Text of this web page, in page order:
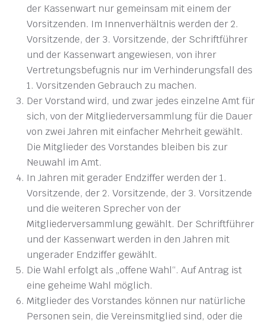
der Kassenwart nur gemeinsam mit einem der
Vorsitzenden. Im Innenverhältnis werden der 2.
Vorsitzende, der 3. Vorsitzende, der Schriftführer
und der Kassenwart angewiesen, von ihrer
Vertretungsbefugnis nur im Verhinderungsfall des
1. Vorsitzenden Gebrauch zu machen.
Der Vorstand wird, und zwar jedes einzelne Amt für
sich, von der Mitgliederversammlung für die Dauer
von zwei Jahren mit einfacher Mehrheit gewählt.
Die Mitglieder des Vorstandes bleiben bis zur
Neuwahl im Amt.
In Jahren mit gerader Endziffer werden der 1.
Vorsitzende, der 2. Vorsitzende, der 3. Vorsitzende
und die weiteren Sprecher von der
Mitgliederversammlung gewählt. Der Schriftführer
und der Kassenwart werden in den Jahren mit
ungerader Endziffer gewählt.
Die Wahl erfolgt als „offene Wahl“. Auf Antrag ist
eine geheime Wahl möglich.
Mitglieder des Vorstandes können nur natürliche
Personen sein, die Vereinsmitglied sind, oder die